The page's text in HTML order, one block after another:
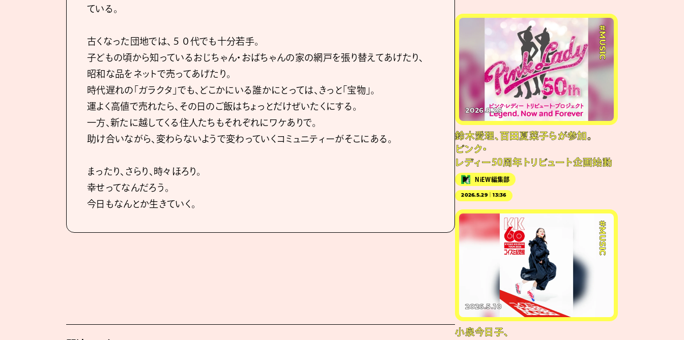
ている。
古くなった団地では、５０代でも十分若手。
子どもの頃から知っているおじちゃん・おばちゃんの家の網戸を張り替えてあげたり、
昭和な品をネットで売ってあげたり。
時代遅れの「ガラクタ」でも、どこかにいる誰かにとっては、きっと「宝物」。
運よく高値で売れたら、その日のご飯はちょっとだけぜいたくにする。
一方、新たに越してくる住人たちもそれぞれにワケありで。
助け合いながら、変わらないようで変わっていくコミュニティーがそこにある。
まったり、さらり、時々ほろり。
幸せってなんだろう。
今日もなんとか生きていく。
#MUSIC
2026.8.25
鈴木愛理、百田夏菜子らが参加。
ピンク・
レディー50周年トリビュート企画始動
NiEW編集部
2026.5.29｜13:36
#MUSIC
2026.5.10
小泉今日子、